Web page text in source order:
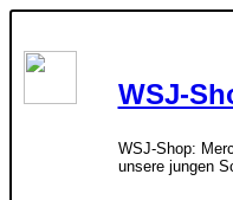
WSJ-
WSJ-Shop:
unsere jungen